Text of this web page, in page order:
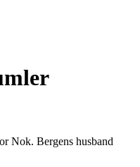
Nok. Bergens husband